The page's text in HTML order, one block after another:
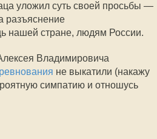
уложил суть своей просьбы —
разъяснение
нашей стране, людям России.
Владимировича
не выкатили (накажу
симпатию и отношусь